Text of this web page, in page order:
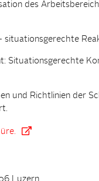
des
situationsgerechte
Situationsgerechte
und Richtlinien der